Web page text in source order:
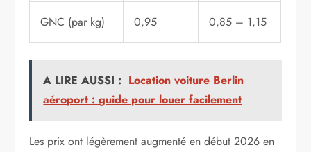
GNC (par kg) 0,95 0,85 – 1,15
A LIRE AUSSI : Location voiture Berlin
aéroport : guide pour louer facilement
Les prix ont légèrement augmenté en début 2026 en